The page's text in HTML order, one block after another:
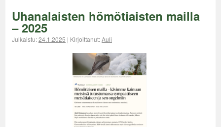
Uhanalaisten hömötiaisten mailla
– 2025
Julkaistu:24.1.2025 | Kirjoittanut:Auli